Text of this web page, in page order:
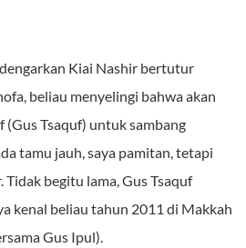
Kiai Nashir bertutur
beliau menyelingi bahwa akan
(Gus Tsaquf) untuk sambang
tamu jauh, saya pamitan, tetapi
begitu lama, Gus Tsaquf
kenal beliau tahun 2011 di Makkah
Gus Ipul).